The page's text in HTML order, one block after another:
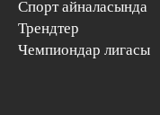
Спорт айналасында
Трендтер
Чемпиондар лигасы